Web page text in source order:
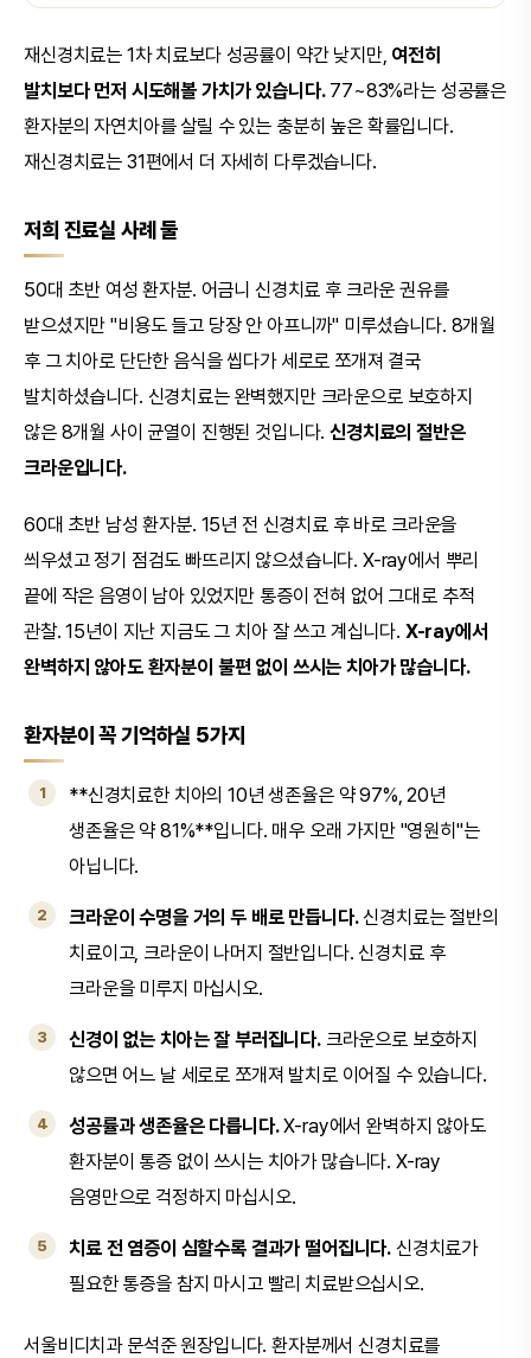
재신경치료는 1차 치료보다 성공률이 약간 낮지만, 여전히
발치보다 먼저 시도해볼 가치가 있습니다.77~83%라는 성공률은
환자분의 자연치아를 살릴 수 있는 충분히 높은 확률입니다.
재신경치료는 31편에서 더 자세히 다루겠습니다.
저희 진료실 사례 둘
50대 초반 여성 환자분. 어금니 신경치료 후 크라운 권유를
받으셨지만 "비용도 들고 당장 안 아프니까" 미루셨습니다. 8개월
후 그 치아로 단단한 음식을 씹다가 세로로 쪼개져 결국
발치하셨습니다. 신경치료는 완벽했지만 크라운으로 보호하지
않은 8개월 사이 균열이 진행된 것입니다.신경치료의 절반은
크라운입니다.
60대 초반 남성 환자분. 15년 전 신경치료 후 바로 크라운을
씌우셨고 정기 점검도 빠뜨리지 않으셨습니다. X-ray에서 뿌리
끝에 작은 음영이 남아 있었지만 통증이 전혀 없어 그대로 추적
관찰. 15년이 지난 지금도 그 치아 잘 쓰고 계십니다. X-ray에서
완벽하지 않아도 환자분이 불편 없이 쓰시는 치아가 많습니다.
환자분이 꼭 기억하실 5가지
**신경치료한 치아의 10년 생존율은 약 97%, 20년
생존율은 약 81%**입니다. 매우 오래 가지만 "영원히"는
아닙니다.
크라운이 수명을 거의 두 배로 만듭니다.신경치료는 절반의
치료이고, 크라운이 나머지 절반입니다. 신경치료 후
크라운을 미루지 마십시오.
신경이 없는 치아는 잘 부러집니다.크라운으로 보호하지
않으면 어느 날 세로로 쪼개져 발치로 이어질 수 있습니다.
성공률과 생존율은 다릅니다.X-ray에서 완벽하지 않아도
환자분이 통증 없이 쓰시는 치아가 많습니다. X-ray
음영만으로 걱정하지 마십시오.
치료 전 염증이 심할수록 결과가 떨어집니다. 신경치료가
필요한 통증을 참지 마시고 빨리 치료받으십시오.
서울비디치과 문석준 원장입니다. 환자분께서 신경치료를